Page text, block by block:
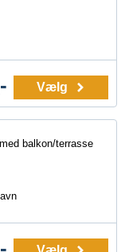
Vælg
balkon/terrasse